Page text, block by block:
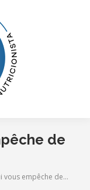
de
vous empêche de…